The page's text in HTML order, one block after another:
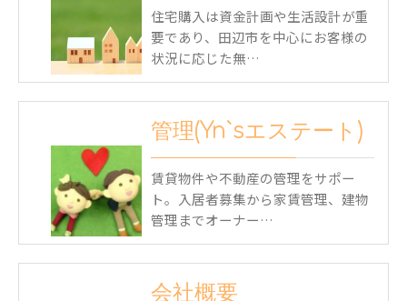
住宅購入は資金計画や生活設計が重
要であり、田辺市を中心にお客様の
状況に応じた無…
管理(Yn`sエステート)
賃貸物件や不動産の管理をサポー
ト。入居者募集から家賃管理、建物
管理までオーナー…
会社概要